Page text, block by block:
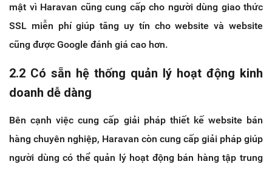
mật vì Haravan cũng cung cấp cho người dùng giao thức
SSL miễn phí giúp tăng uy tín cho website và website
cũng được Google đánh giá cao hơn.
2.2 Có sẵn hệ thống quản lý hoạt động kinh
doanh dễ dàng
Bên cạnh việc cung cấp giải pháp thiết kế website bán
hàng chuyên nghiệp, Haravan còn cung cấp giải pháp giúp
người dùng có thể quản lý hoạt động bán hàng tập trung